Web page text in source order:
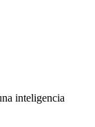
inteligencia